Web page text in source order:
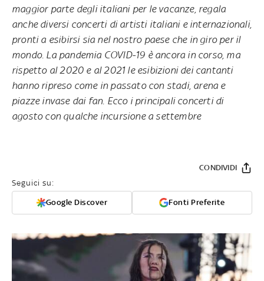
maggior parte degli italiani per le vacanze, regala
anche diversi concerti di artisti italiani e internazionali,
pronti a esibirsi sia nel nostro paese che in giro per il
mondo. La pandemia COVID-19 è ancora in corso, ma
rispetto al 2020 e al 2021 le esibizioni dei cantanti
hanno ripreso come in passato con stadi, arena e
piazze invase dai fan. Ecco i principali concerti di
agosto con qualche incursione a settembre
Seguici su:
Google Discover Fonti Preferite
CONDIVIDI